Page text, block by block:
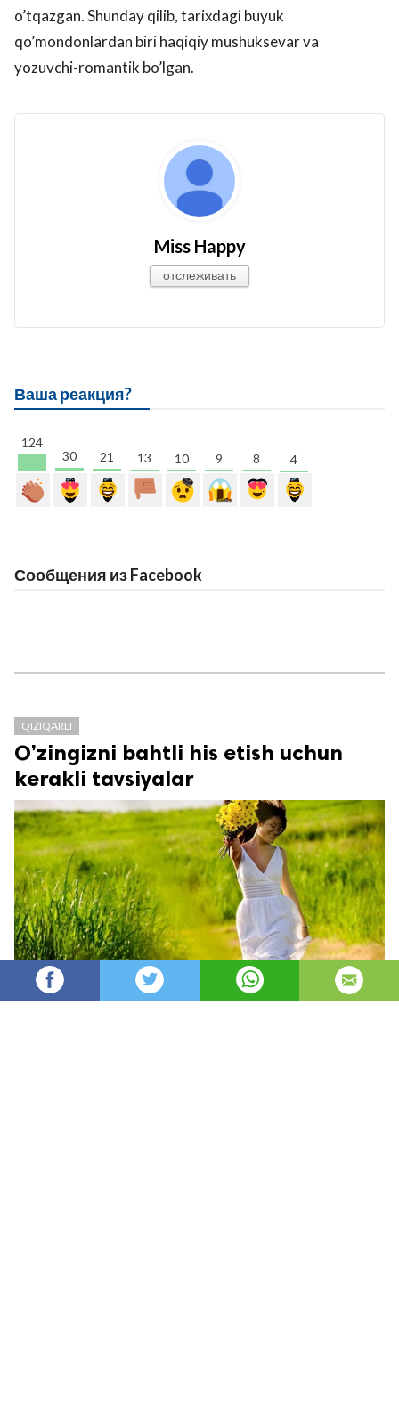
o’tqazgan. Shunday qilib, tarixdagi buyuk
qo’mondonlardan biri haqiqiy mushuksevar va
yozuvchi-romantik bo’lgan.
Miss Happy
отслеживать
Ваша реакция?
124
30
21 13 10 9 8 4
Сообщения из Facebook
QIZIQARLI
O’zingizni bahtli his etish uchun
kerakli tavsiyalar